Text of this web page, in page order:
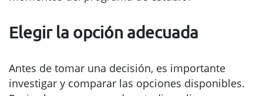
Elegir la opción adecuada
Antes de tomar una decisión, es importante
investigar y comparar las opciones disponibles.